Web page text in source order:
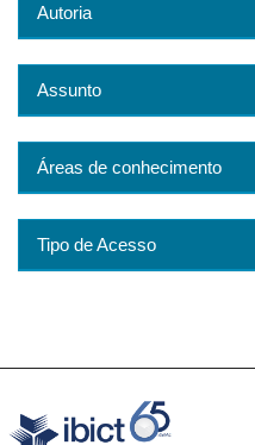
Autoria
Assunto
Áreas de conhecimento
Tipo de Acesso